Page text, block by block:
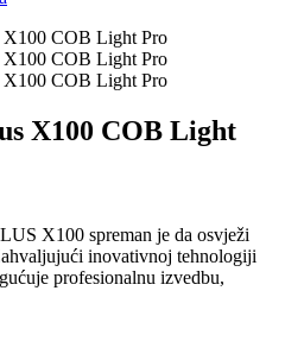
X100 COB Light
X100 spreman je da osvježi
inovativnoj tehnologiji
profesionalnu izvedbu,